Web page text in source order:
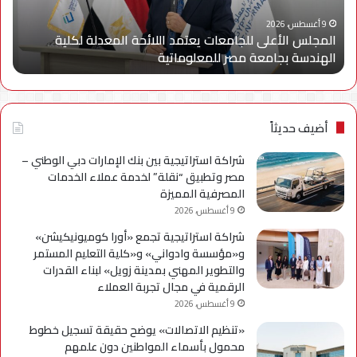
الهندسة
بجامعة
مصر
للمعلوماتية
9 أغسطس، 2026
المجلس الأعلى للجامعات يعتمد اللائحة المعدلة لكلية
الهندسة بجامعة مصر للمعلوماتية
أضيف حديثاً
شراكة استراتيجية بين بنك الإمارات دبي الوطني –
مصر وتطبيق “نقلة” لخدمة عملاء الخدمات
المصرفية المميزة
9 أغسطس، 2026
شراكة استراتيجية تجمع «أورا كوميونيكيشن»
و«مؤسسة وادواني» و«كلية التعليم المستمر
والتطوير المهني بمدينة زويل» لبناء القدرات
الرقمية في مجال تجربة العملاء
9 أغسطس، 2026
«تنظيم الاتصالات» يوضح حقيقة تسجيل خطوط
محمول بأسماء المواطنين دون علمهم